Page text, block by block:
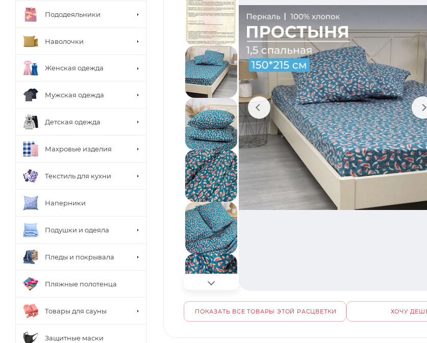
ПОКАЗАТЬ ВСЕ ТОВАРЫ ЭТОЙ РАСЦВЕТКИ ХОЧУ
Пододеяльники
Наволочки
Женская одежда
Мужская одежда
Детская одежда
Махровые изделия
Текстиль для кухни
Наперники
Подушки и одеяла
Пледы и покрывала
Пляжные полотенца
Товары для сауны
Защитные маски